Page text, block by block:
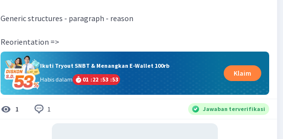
Generic structures - paragraph - reason
Reorientation =>
Ikuti Tryout SNBT & Menangkan E-Wallet 100rb
Habis dalam
01 :22 :53 :52
Klaim
1 1 Jawaban terverifikasi